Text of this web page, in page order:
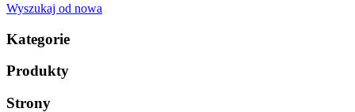
Wyszukaj od nowa
Kategorie
Produkty
Strony